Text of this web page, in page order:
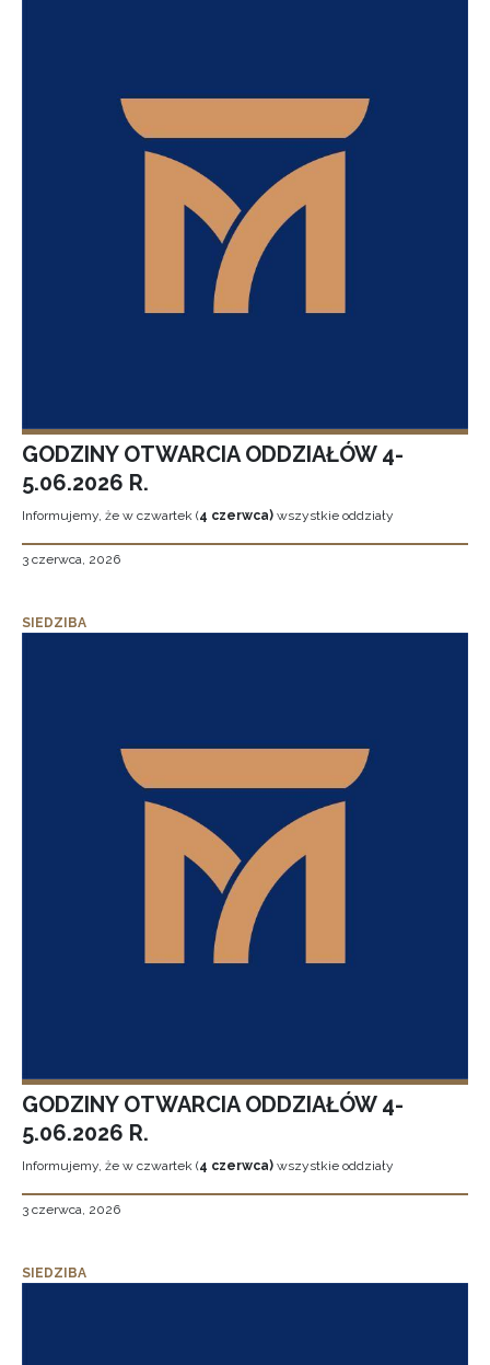
GODZINY OTWARCIA ODDZIAŁÓW 4-
5.06.2026 R.
Informujemy, że w czwartek (4 czerwca) wszystkie oddziały
3 czerwca, 2026
SIEDZIBA
GODZINY OTWARCIA ODDZIAŁÓW 4-
5.06.2026 R.
Informujemy, że w czwartek (4 czerwca) wszystkie oddziały
3 czerwca, 2026
SIEDZIBA